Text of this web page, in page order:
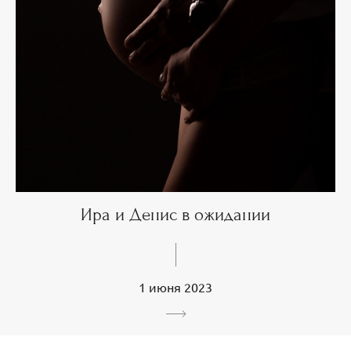
Ира и Денис в ожидании
1 июня 2023